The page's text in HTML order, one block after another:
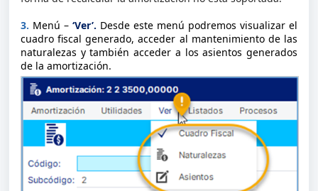
3. Menú – ‘Ver’. Desde este menú podremos visualizar el
cuadro fiscal generado, acceder al mantenimiento de las
naturalezas y también acceder a los asientos generados
de la amortización.